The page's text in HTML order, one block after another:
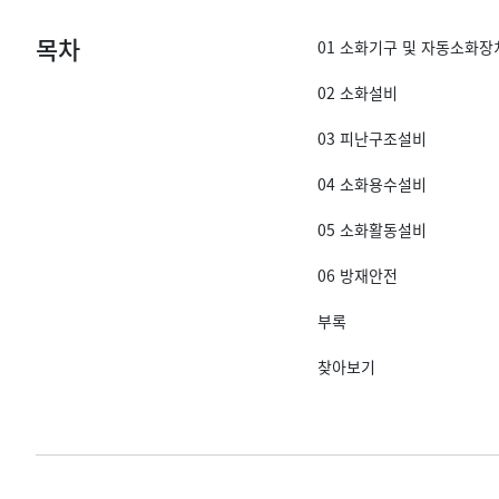
목차 01 소화기구 및 자동소화장
02 소화설비
03 피난구조설비
04 소화용수설비
05 소화활동설비
06 방재안전
부록
찾아보기